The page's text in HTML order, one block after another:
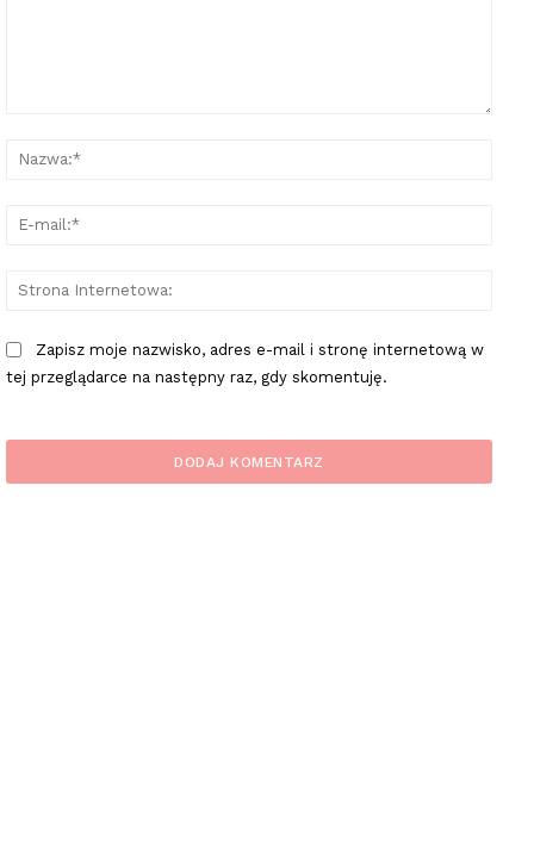
Zapisz moje nazwisko, adres e-mail i stronę internetową w
tej przeglądarce na następny raz, gdy skomentuję.